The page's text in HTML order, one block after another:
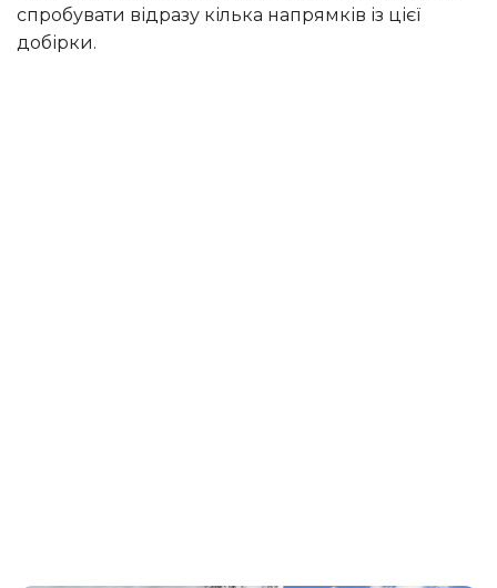
спробувати відразу кілька напрямків із цієї
добірки.